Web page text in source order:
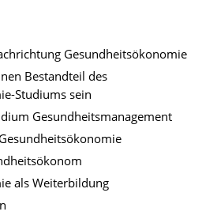
Gesundheitsökonomie
Bestandteil des
Studiums sein
Gesundheitsmanagement
als Weiterbildung